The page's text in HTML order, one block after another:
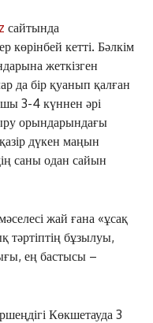
сайтында
көрінбей кетті. Бәлкім
жеткізген
да бір қуанып қалған
3-4 күннен әрі
орындарындағы
дүкен маңын
саны одан сайын
жай ғана «ұсақ
бұзылуы,
ең бастысы –
Көкшетауда 3